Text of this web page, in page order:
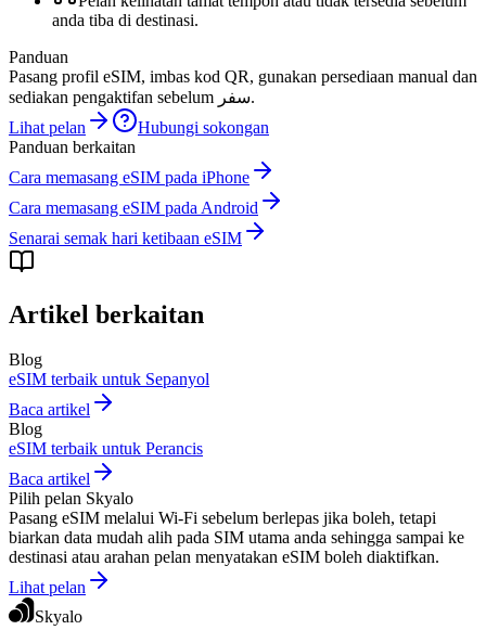
anda tiba di destinasi.
Panduan
Pasang profil eSIM, imbas kod QR, gunakan persediaan manual dan
sediakan pengaktifan sebelum سفر.
Lihat pelan
Hubungi sokongan
Panduan berkaitan
Cara memasang eSIM pada iPhone
Cara memasang eSIM pada Android
Senarai semak hari ketibaan eSIM
Artikel berkaitan
Blog
eSIM terbaik untuk Sepanyol
Baca artikel
Blog
eSIM terbaik untuk Perancis
Baca artikel
Pilih pelan Skyalo
Pasang eSIM melalui Wi‑Fi sebelum berlepas jika boleh, tetapi
biarkan data mudah alih pada SIM utama anda sehingga sampai ke
destinasi atau arahan pelan menyatakan eSIM boleh diaktifkan.
Lihat pelan
Skyalo